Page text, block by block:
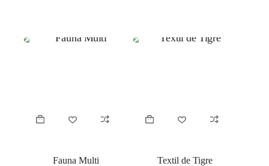
Fauna Multi
Textil de Tigre